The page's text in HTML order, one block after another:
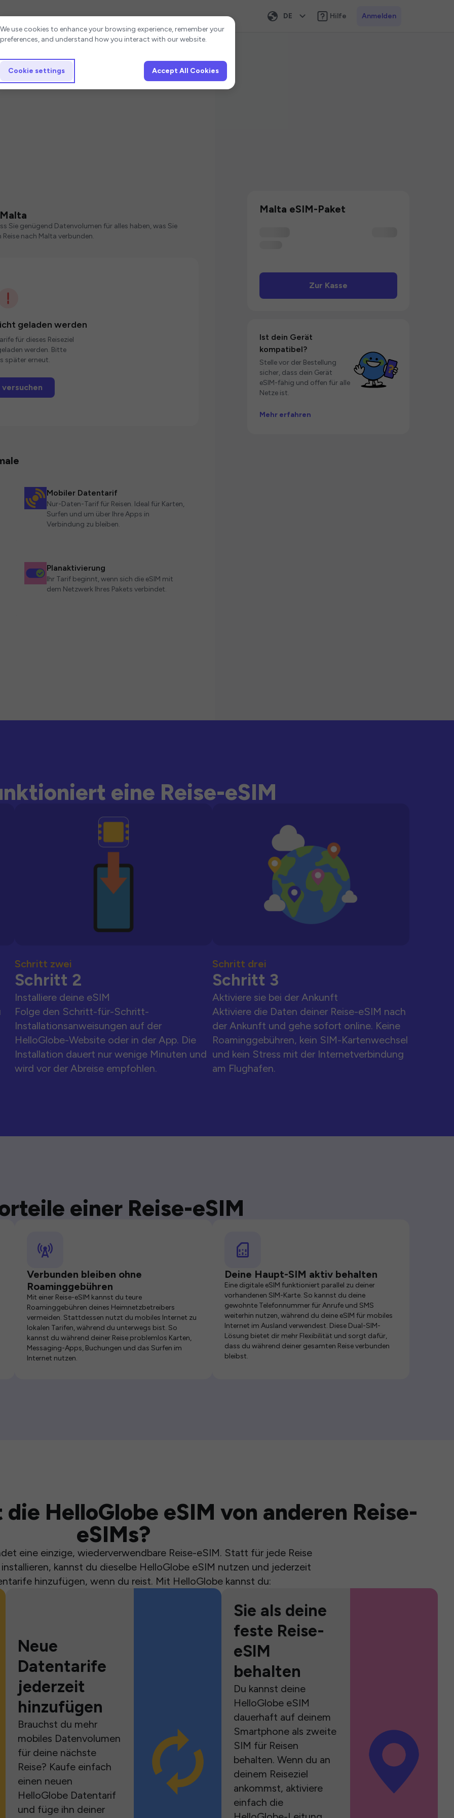
DE Hilfe Anmelden
Sie genügend Datenvolumen für alles haben, was Sie
nach Malta verbunden.
geladen werden
für dieses Reiseziel
werden. Bitte
später erneut.
Mobiler Datentarif
Nur-Daten-Tarif für Reisen. Ideal für Karten,
Surfen und um über Ihre Apps in
Verbindung zu bleiben.
Planaktivierung
Ihr Tarif beginnt, wenn sich die eSIM mit
dem Netzwerk Ihres Pakets verbindet.
Malta eSIM-Paket
Zur Kasse
Ist dein Gerät
kompatibel?
Stelle vor der Bestellung
sicher, dass dein Gerät
eSIM-fähig und offen für alle
Netze ist.
Mehr erfahren
eine Reise-eSIM
Schritt zwei
Schritt 2
Installiere deine eSIM
Folge den Schritt-für-Schritt-
Installationsanweisungen auf der
HelloGlobe-Website oder in der App. Die
Installation dauert nur wenige Minuten und
wird vor der Abreise empfohlen.
Schritt drei
Schritt 3
Aktiviere sie bei der Ankunft
Aktiviere die Daten deiner Reise-eSIM nach
der Ankunft und gehe sofort online. Keine
Roaminggebühren, kein SIM-Kartenwechsel
und kein Stress mit der Internetverbindung
am Flughafen.
einer Reise-eSIM
Verbunden bleiben ohne
Roaminggebühren
Mit einer Reise-eSIM kannst du teure
Roaminggebühren deines Heimnetzbetreibers
vermeiden. Stattdessen nutzt du mobiles Internet zu
lokalen Tarifen, während du unterwegs bist. So
kannst du während deiner Reise problemlos Karten,
Messaging-Apps, Buchungen und das Surfen im
Internet nutzen.
Deine Haupt-SIM aktiv behalten
Eine digitale eSIM funktioniert parallel zu deiner
vorhandenen SIM-Karte. So kannst du deine
gewohnte Telefonnummer für Anrufe und SMS
weiterhin nutzen, während du deine eSIM für mobiles
Internet im Ausland verwendest. Diese Dual-SIM-
Lösung bietet dir mehr Flexibilität und sorgt dafür,
dass du während deiner gesamten Reise verbunden
bleibst.
HelloGlobe eSIM von anderen Reise-
eSIMs?
eine einzige, wiederverwendbare Reise-eSIM. Statt für jede Reise
kannst du dieselbe HelloGlobe eSIM nutzen und jederzeit
hinzufügen, wenn du reist. Mit HelloGlobe kannst du:
Neue
Datentarife
jederzeit
hinzufügen
Brauchst du mehr
mobiles Datenvolumen
für deine nächste
Reise? Kaufe einfach
einen neuen
HelloGlobe Datentarif
und füge ihn deiner
Sie als deine
feste Reise-
eSIM
behalten
Du kannst deine
HelloGlobe eSIM
dauerhaft auf deinem
Smartphone als zweite
SIM für Reisen
behalten. Wenn du an
deinem Reiseziel
ankommst, aktiviere
einfach die
Cookie settings
We use cookies to enhance your browsing experience, remember your
preferences, and understand how you interact with our website.
Cookie settings Accept All Cookies